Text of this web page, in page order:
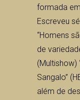
formada
Escreveu
“Homens
de
(Multishow)
Sangalo”
além de